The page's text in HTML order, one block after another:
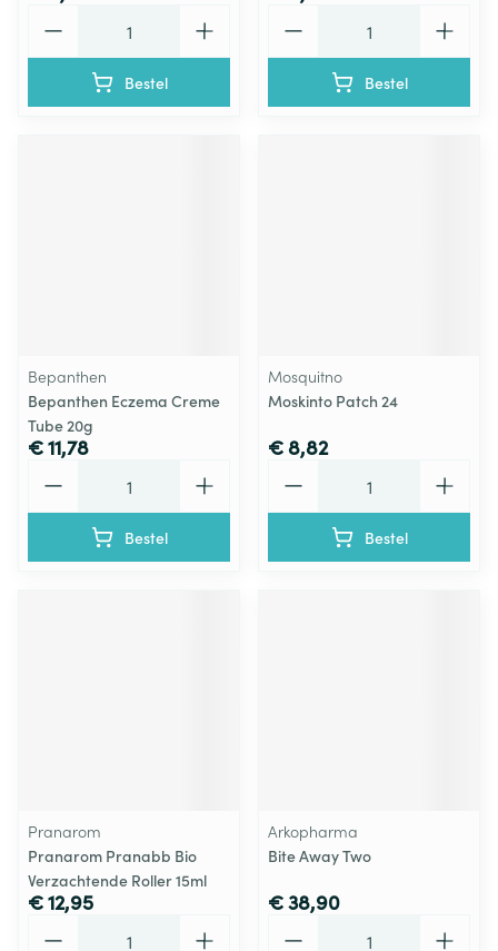
Bestel Bestel
Bepanthen
Bepanthen Eczema Creme
Tube 20g
€ 11,78
Bestel
Mosquitno
Moskinto Patch 24
€ 8,82
Bestel
Pranarom
Pranarom Pranabb Bio
Verzachtende Roller 15ml
€ 12,95
Arkopharma
Bite Away Two
€ 38,90